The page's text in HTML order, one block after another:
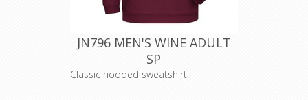
JN796 MEN'S WINE ADULT
SP
Classic hooded sweatshirt